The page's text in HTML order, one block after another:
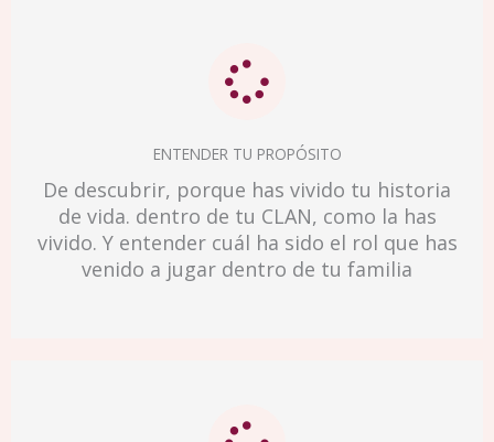
ENTENDER TU PROPÓSITO
De descubrir, porque has vivido tu historia
de vida. dentro de tu CLAN, como la has
vivido. Y entender cuál ha sido el rol que has
venido a jugar dentro de tu familia